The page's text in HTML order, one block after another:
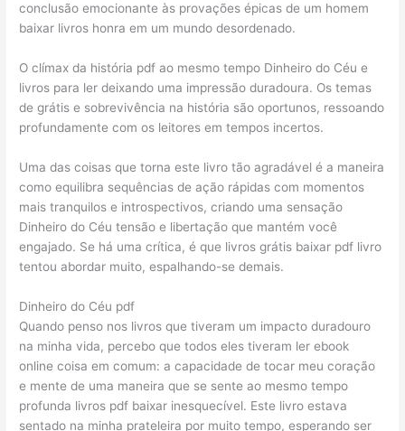
conclusão emocionante às provações épicas de um homem
baixar livros honra em um mundo desordenado.
O clímax da história pdf ao mesmo tempo Dinheiro do Céu e
livros para ler deixando uma impressão duradoura. Os temas
de grátis e sobrevivência na história são oportunos, ressoando
profundamente com os leitores em tempos incertos.
Uma das coisas que torna este livro tão agradável é a maneira
como equilibra sequências de ação rápidas com momentos
mais tranquilos e introspectivos, criando uma sensação
Dinheiro do Céu tensão e libertação que mantém você
engajado. Se há uma crítica, é que livros grátis baixar pdf livro
tentou abordar muito, espalhando-se demais.
Dinheiro do Céu pdf
Quando penso nos livros que tiveram um impacto duradouro
na minha vida, percebo que todos eles tiveram ler ebook
online coisa em comum: a capacidade de tocar meu coração
e mente de uma maneira que se sente ao mesmo tempo
profunda livros pdf baixar inesquecível. Este livro estava
sentado na minha prateleira por muito tempo, esperando ser